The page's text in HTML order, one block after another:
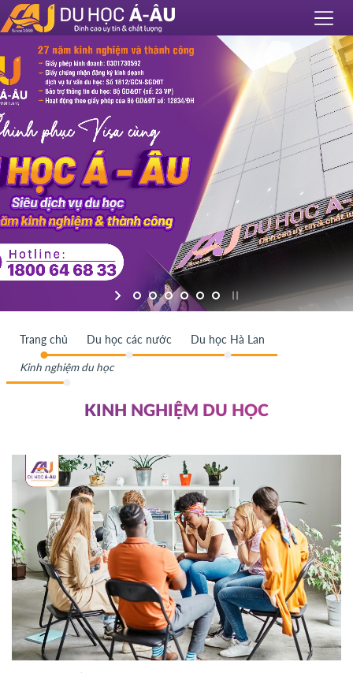
Trang chủ Du học các nước Du học Hà Lan
Kinh nghiệm du học
KINH NGHIỆM DU HỌC